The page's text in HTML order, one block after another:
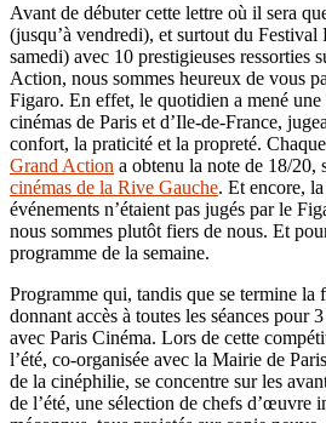
Avant de débuter cette lettre où il sera
(jusqu’à vendredi), et surtout du Festival
samedi) avec 10 prestigieuses ressorties
Action, nous sommes heureux de vous
Figaro. En effet, le quotidien a mené une
cinémas de Paris et d’Ile-de-France,
confort, la praticité et la propreté.
Grand Action a obtenu la note de 18/20,
cinémas de la Rive Gauche. Et encore,
événements n’étaient pas jugés par le
nous sommes plutôt fiers de nous. Et
programme de la semaine.
Programme qui, tandis que se termine la
donnant accès à toutes les séances pour
avec Paris Cinéma. Lors de cette
l’été, co-organisée avec la Mairie de
de la cinéphilie, se concentre sur les
de l’été, une sélection de chefs d’œuvre